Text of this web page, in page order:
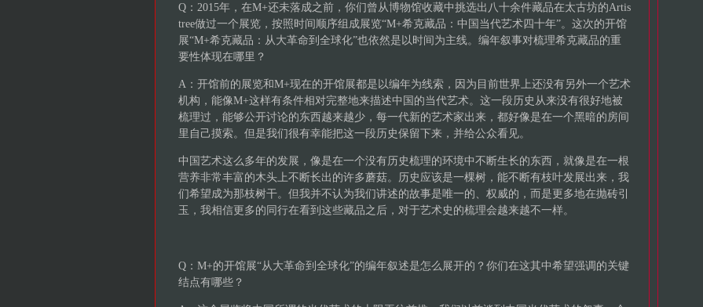
Q：2015年，在M+还未落成之前，你们曾从博物馆收藏中挑选出八十余件藏品在太古坊的Artis
tree做过一个展览，按照时间顺序组成展览“M+希克藏品：中国当代艺术四十年”。这次的开馆
展“M+希克藏品：从大革命到全球化”也依然是以时间为主线。编年叙事对梳理希克藏品的重
要性体现在哪里？
A：开馆前的展览和M+现在的开馆展都是以编年为线索，因为目前世界上还没有另外一个艺术
机构，能像M+这样有条件相对完整地来描述中国的当代艺术。这一段历史从来没有很好地被
梳理过，能够公开讨论的东西越来越少，每一代新的艺术家出来，都好像是在一个黑暗的房间
里自己摸索。但是我们很有幸能把这一段历史保留下来，并给公众看见。
中国艺术这么多年的发展，像是在一个没有历史梳理的环境中不断生长的东西，就像是在一根
营养非常丰富的木头上不断长出的许多蘑菇。历史应该是一棵树，能不断有枝叶发展出来，我
们希望成为那枝树干。但我并不认为我们讲述的故事是唯一的、权威的，而是更多地在抛砖引
玉，我相信更多的同行在看到这些藏品之后，对于艺术史的梳理会越来越不一样。
Q：M+的开馆展“从大革命到全球化”的编年叙述是怎么展开的？你们在这其中希望强调的关键
结点有哪些？